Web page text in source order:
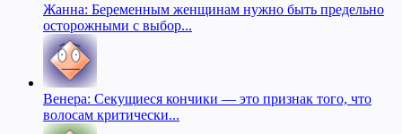
Жанна: Беременным женщинам нужно быть предельно
осторожными с выбор...
Венера: Секущиеся кончики — это признак того, что
волосам критически...